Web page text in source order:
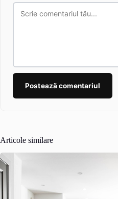
Postează comentariul
Articole similare